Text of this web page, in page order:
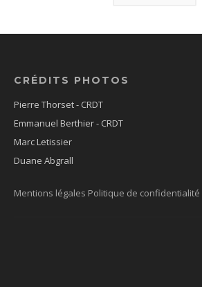
CRÉDITS PHOTOS
Pierre Thorset - CRDT
Emmanuel Berthier - CRDT
Marc Letissier
Duane Abgrall
Mentions légales Politique de confidentialité